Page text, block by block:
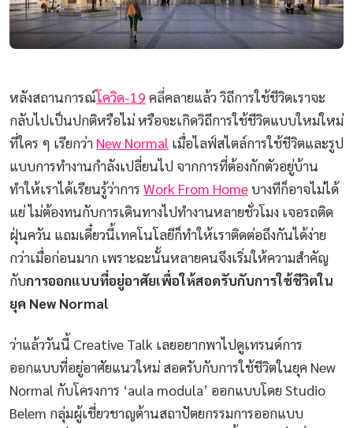
หลังสถานการณ์โควิด-19 คลี่คลายแล้ว วิถีการใช้ชีวิตเราจะ
กลับไปเป็นปกติหรือไม่ หรือจะเกิดวิถีการใช้ชีวิตแบบใหม่ใหม่
ที่ใคร ๆ เรียกว่า New Normal เมื่อไลฟ์สไตล์การใช้ชีวิตและรูป
แบบการทำงานกำลังเปลี่ยนไป จากการที่ต้องกักตัวอยู่บ้าน
ทำให้เราได้เรียนรู้ว่าการ Work From Homeบางทีก็อาจไม่ได้
แย่ ไม่ต้องทนกับการเดินทางไปทำงานหลายชั่วโมง เจอรถติด
ฝุ่นควัน แถมเดี๋ยวนี้เทคโนโลยีก็ทำให้เราติดต่อถึงกันได้ง่าย
กว่าเมื่อก่อนมาก เพราะฉะนั้นหลายคนจึงเริ่มให้ความสำคัญ
กับการออกแบบที่อยู่อาศัยเพื่อให้สอดรับกับการใช้ชีวิตใน
ยุค New Normal
ว่าแล้ววันนี้ Creative Talk เลยอยากพาไปดูเทรนด์การ
ออกแบบที่อยู่อาศัยแนวใหม่ สอดรับกับการใช้ชีวิตในยุค New
Normal กับโครงการ ‘aula modula’ ออกแบบโดย Studio
Belem กลุ่มผู้เชี่ยวชาญด้านสถาปัตยกรรมการออกแบบ